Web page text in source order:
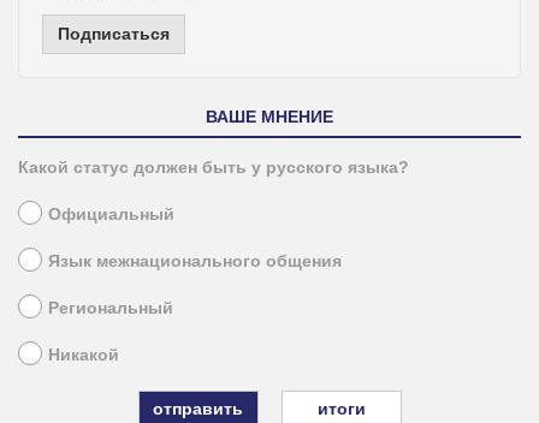
Подписаться
ВАШЕ МНЕНИЕ
Какой статус должен быть у русского языка?
Официальный
Язык межнационального общения
Региональный
Никакой
итоги